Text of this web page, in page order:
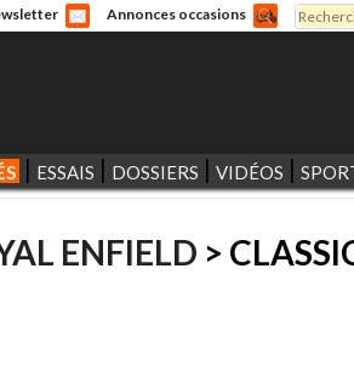
Annonces occasions
ESSAIS DOSSIERS VIDÉOS
ENFIELD >